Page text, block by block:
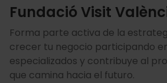
Fundació Visit
Forma parte activa de la
crecer tu negocio participando
especializados y contribuye al
que camina hacia el futuro.